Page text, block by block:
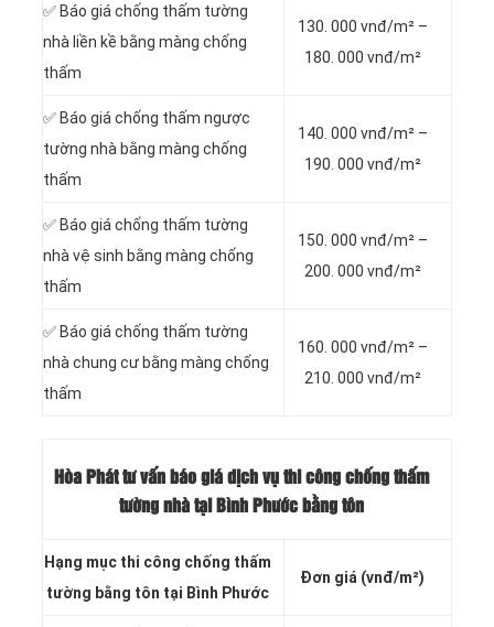
✅ Báo giá chống thấm tường
nhà liền kề bằng màng chống
thấm
130. 000 vnđ/m² –
180. 000 vnđ/m²
✅ Báo giá chống thấm ngược
tường nhà bằng màng chống
thấm
140. 000 vnđ/m² –
190. 000 vnđ/m²
✅ Báo giá chống thấm tường
nhà vệ sinh bằng màng chống
thấm
150. 000 vnđ/m² –
200. 000 vnđ/m²
✅ Báo giá chống thấm tường
nhà chung cư bằng màng chống
thấm
160. 000 vnđ/m² –
210. 000 vnđ/m²
Hòa Phát tư vấn báo giá dịch vụ thi công chống thấm
tường nhà tại Bình Phước bằng tôn
Hạng mục thi công chống thấm
tường bằng tôn tại Bình Phước
Đơn giá (vnđ/m²)